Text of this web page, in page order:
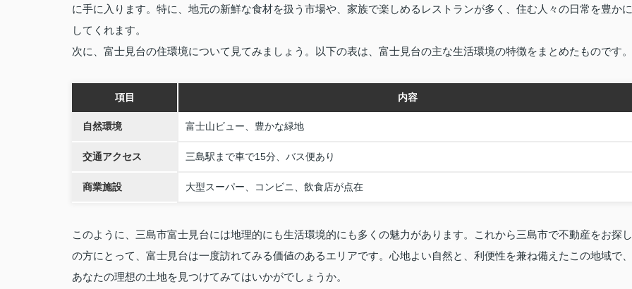
に手に入ります。特に、地元の新鮮な食材を扱う市場や、家族で楽しめるレストランが多く、住む人々の日常を豊かに
してくれます。
次に、富士見台の住環境について見てみましょう。以下の表は、富士見台の主な生活環境の特徴をまとめたものです。
項目 内容
自然環境 富士山ビュー、豊かな緑地
交通アクセス 三島駅まで車で15分、バス便あり
商業施設 大型スーパー、コンビニ、飲食店が点在
このように、三島市富士見台には地理的にも生活環境的にも多くの魅力があります。これから三島市で不動産をお探し
の方にとって、富士見台は一度訪れてみる価値のあるエリアです。心地よい自然と、利便性を兼ね備えたこの地域で、
あなたの理想の土地を見つけてみてはいかがでしょうか。